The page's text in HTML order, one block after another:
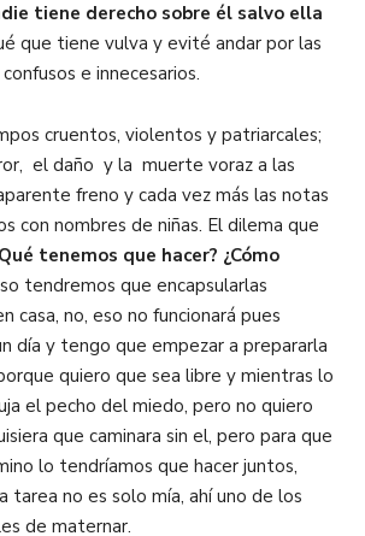
tiene derecho sobre él salvo ella
que tiene vulva y evité andar por las
e innecesarios.
cruentos, violentos y patriarcales;
el daño y la muerte voraz a las
freno y cada vez más las notas
con nombres de niñas. El dilema que
tenemos que hacer? ¿Cómo
tendremos que encapsularlas
casa, no, eso no funcionará pues
día y tengo que empezar a prepararla
quiero que sea libre y mientras lo
el pecho del miedo, pero no quiero
que caminara sin el, pero para que
lo tendríamos que hacer juntos,
tarea no es solo mía, ahí uno de los
de maternar.